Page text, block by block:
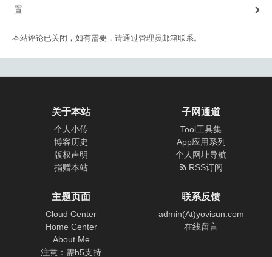
置
本站评论已关闭，如有需要，请通过管理员邮箱联系。
关于本站
个人小传
博客历史
版权声明
捐赠本站
子网通道
Tool工具集
App应用系列
个人网址导航
RSS订阅
主题页面
Cloud Center
Home Center
About Me
注意：需h5支持
联系反馈
admin(At)yovisun.com
在线留言